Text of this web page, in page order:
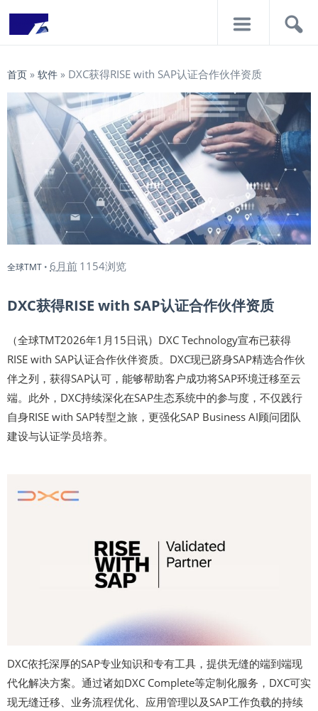
首页 » 软件 » DXC获得RISE with SAP认证合作伙伴资质
全球TMT • 6月前 1154浏览
DXC获得RISE with SAP认证合作伙伴资质
（全球TMT2026年1月15日讯）DXC Technology宣布已获得
RISE with SAP认证合作伙伴资质。DXC现已跻身SAP精选合作伙
伴之列，获得SAP认可，能够帮助客户成功将SAP环境迁移至云
端。此外，DXC持续深化在SAP生态系统中的参与度，不仅践行
自身RISE with SAP转型之旅，更强化SAP Business AI顾问团队
建设与认证学员培养。
DXC依托深厚的SAP专业知识和专有工具，提供无缝的端到端现
代化解决方案。通过诸如DXC Complete等定制化服务，DXC可实
现无缝迁移、业务流程优化、应用管理以及SAP工作负载的持续